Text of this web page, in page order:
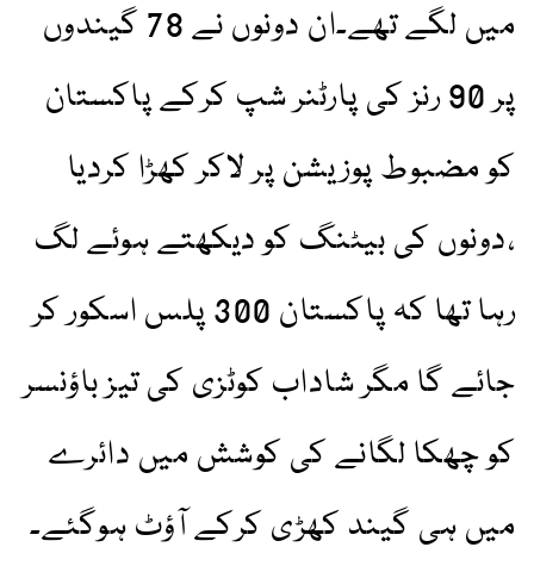
میں لگے تھے۔ان دونوں نے 78 گیندوں
پر 90 رنز کی پارٹنر شپ کرکے پاکستان
کو مضبوط پوزیشن پر لاکر کھڑا کردیا
،دونوں کی بیٹنگ کو دیکھتے ہوئے لگ
رہا تھا کہ پاکستان 300 پلس اسکور کر
جائے گا مگر شاداب کوٹزی کی تیز باؤنسر
کو چھکا لگانے کی کوشش میں دائرے
میں ہی گیند کھڑی کرکے آؤٹ ہوگئے۔